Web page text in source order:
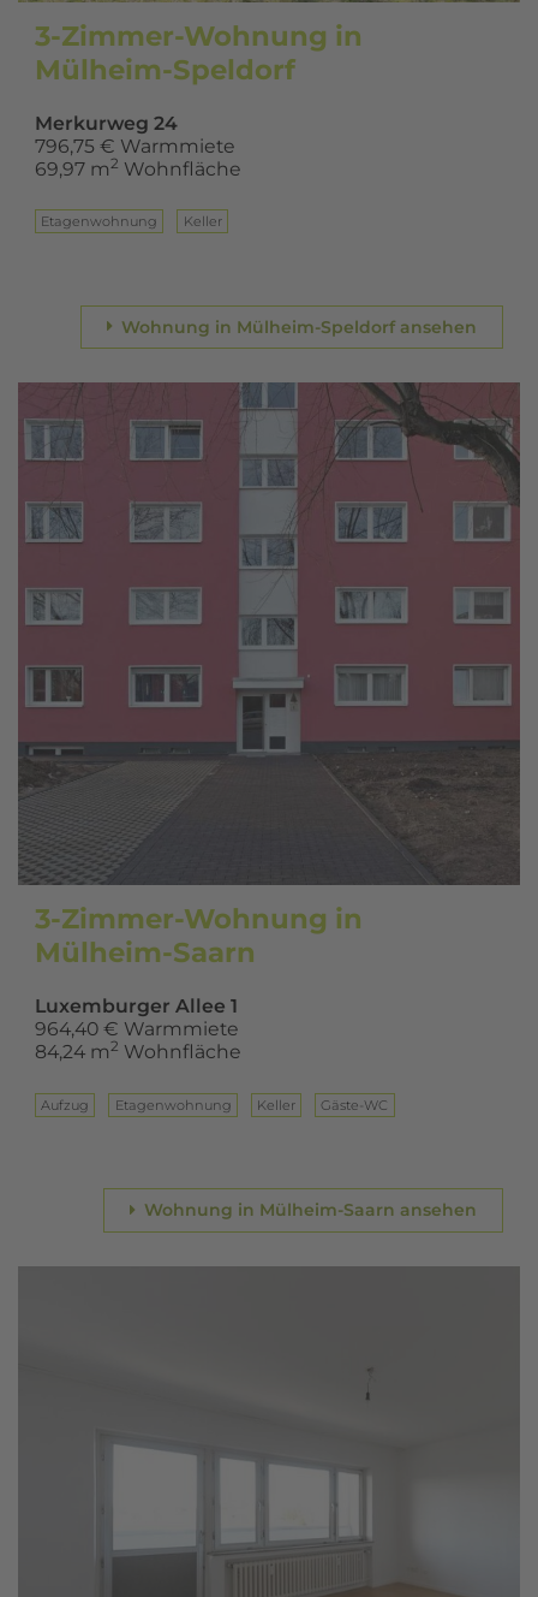
3-Zimmer-Wohnung in
Mülheim-Speldorf
Merkurweg 24
796,75 € Warmmiete
69,97 m2 Wohnfläche
Eta­gen­woh­nung Keller
Wohnung in Mülheim-Speldorf ansehen
3-Zimmer-Wohnung in
Mülheim-Saarn
Luxemburger Allee 1
964,40 € Warmmiete
84,24 m2 Wohnfläche
Aufzug Eta­gen­woh­nung Keller Gäste-WC
Wohnung in Mülheim-Saarn ansehen